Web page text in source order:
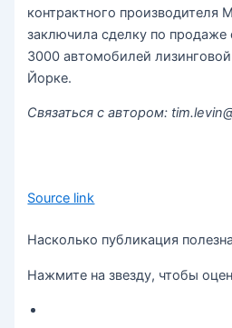
контрактного производителя
заключила сделку по
3000 автомобилей
Йорке.
Связаться с автором:
Source link
Насколько публикация
Нажмите на звезду, чтобы